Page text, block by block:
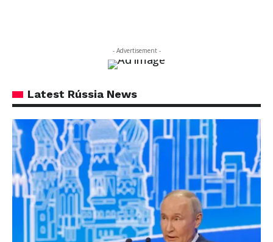
- Advertisement -
Latest Rússia News